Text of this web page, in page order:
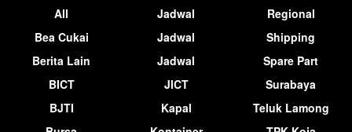
All
Bea Cukai
Berita Lain
BICT
BJTI
Jadwal
Jadwal
Jadwal
JICT
Kapal
Regional
Shipping
Spare Part
Surabaya
Teluk Lamong